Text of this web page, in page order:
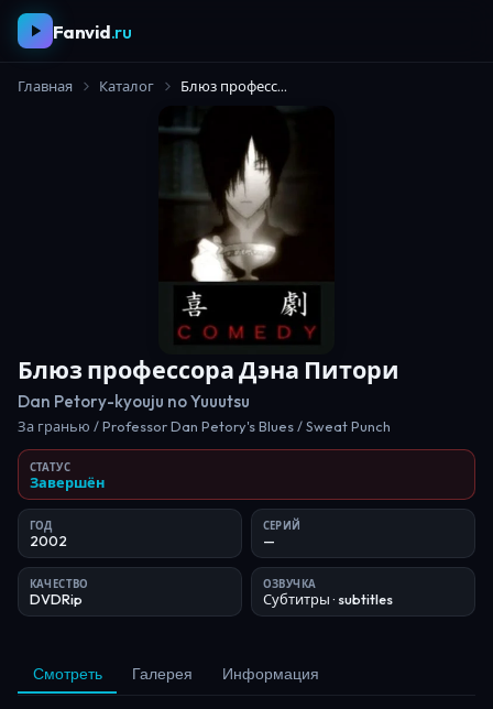
Fanvid.ru
Главная Каталог Блюз профессора Дэна Питори
Блюз профессора Дэна Питори
Dan Petory-kyouju no Yuuutsu
За гранью / Professor Dan Petory's Blues / Sweat Punch
СТАТУС
Завершён
ГОД
2002
СЕРИЙ
—
КАЧЕСТВО
DVDRip
ОЗВУЧКА
Субтитры· subtitles
Смотреть Галерея Информация